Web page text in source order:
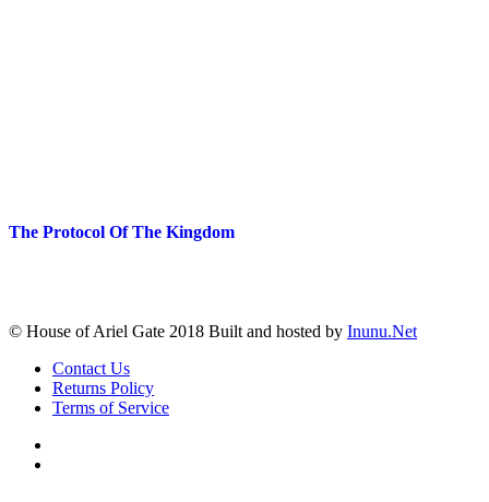
The Protocol Of The Kingdom
© House of Ariel Gate 2018 Built and hosted by Inunu.Net
Contact Us
Returns Policy
Terms of Service